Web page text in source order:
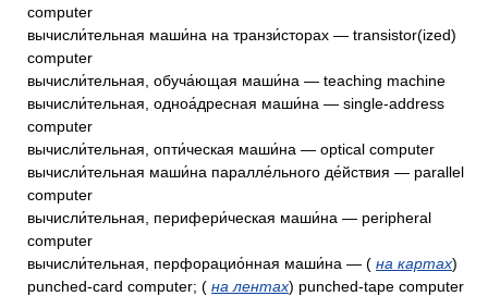
computer
вычисли́тельная маши́на на транзи́сторах — transistor(ized)
computer
вычисли́тельная, обуча́ющая маши́на — teaching machine
вычисли́тельная, одноа́дресная маши́на — single-address
computer
вычисли́тельная, опти́ческая маши́на — optical computer
вычисли́тельная маши́на паралле́льного де́йствия — parallel
computer
вычисли́тельная, перифери́ческая маши́на — peripheral
computer
вычисли́тельная, перфорацио́нная маши́на — ( на картах)
punched-card computer; ( на лентах) punched-tape computer